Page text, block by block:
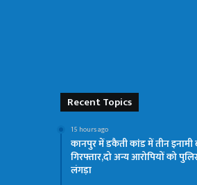
Recent Topics
15 hours ago
कानपुर में डकैती कांड में तीन इनामी
गिरफ्तार,दो अन्य आरोपियों को
लंगड़ा